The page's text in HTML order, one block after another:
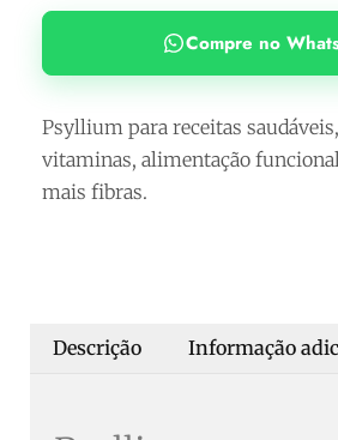
Compre no
Psyllium para receitas
vitaminas, alimentação
mais fibras.
Descrição Informação